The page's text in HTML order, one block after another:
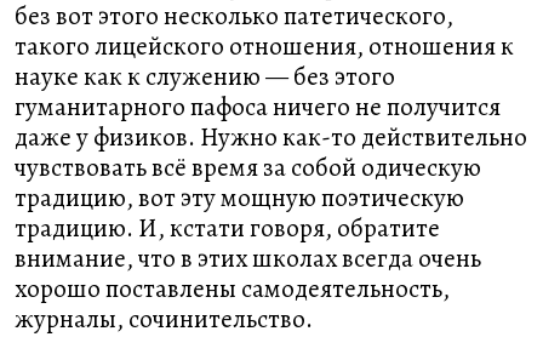
без вот этого несколько патетического,
такого лицейского отношения, отношения к
науке как к служению — без этого
гуманитарного пафоса ничего не получится
даже у физиков. Нужно как-то действительно
чувствовать всё время за собой одическую
традицию, вот эту мощную поэтическую
традицию. И, кстати говоря, обратите
внимание, что в этих школах всегда очень
хорошо поставлены самодеятельность,
журналы, сочинительство.